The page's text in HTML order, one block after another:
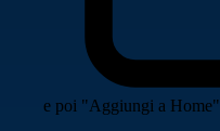
e poi "Aggiungi a Home"